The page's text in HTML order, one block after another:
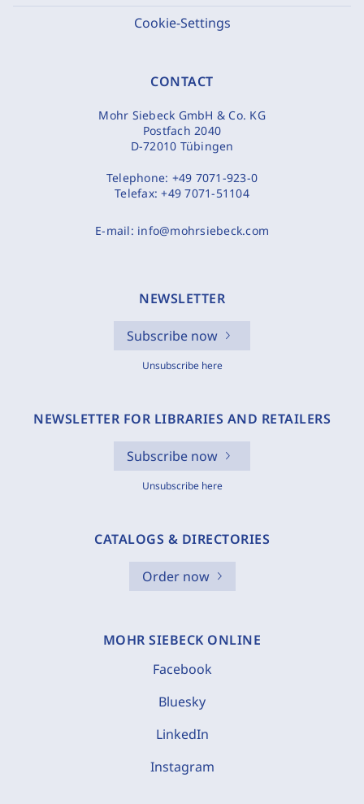
Cookie-Settings
CONTACT
Mohr Siebeck GmbH & Co. KG
Postfach 2040
D-72010 Tübingen
Telephone: +49 7071-923-0
Telefax:+49 7071-51104
E-mail: info@mohrsiebeck.com
NEWSLETTER
Subscribe now
Unsubscribe here
NEWSLETTER FOR LIBRARIES AND RETAILERS
Subscribe now
Unsubscribe here
CATALOGS & DIRECTORIES
Order now
MOHR SIEBECK ONLINE
Facebook
Bluesky
LinkedIn
Instagram